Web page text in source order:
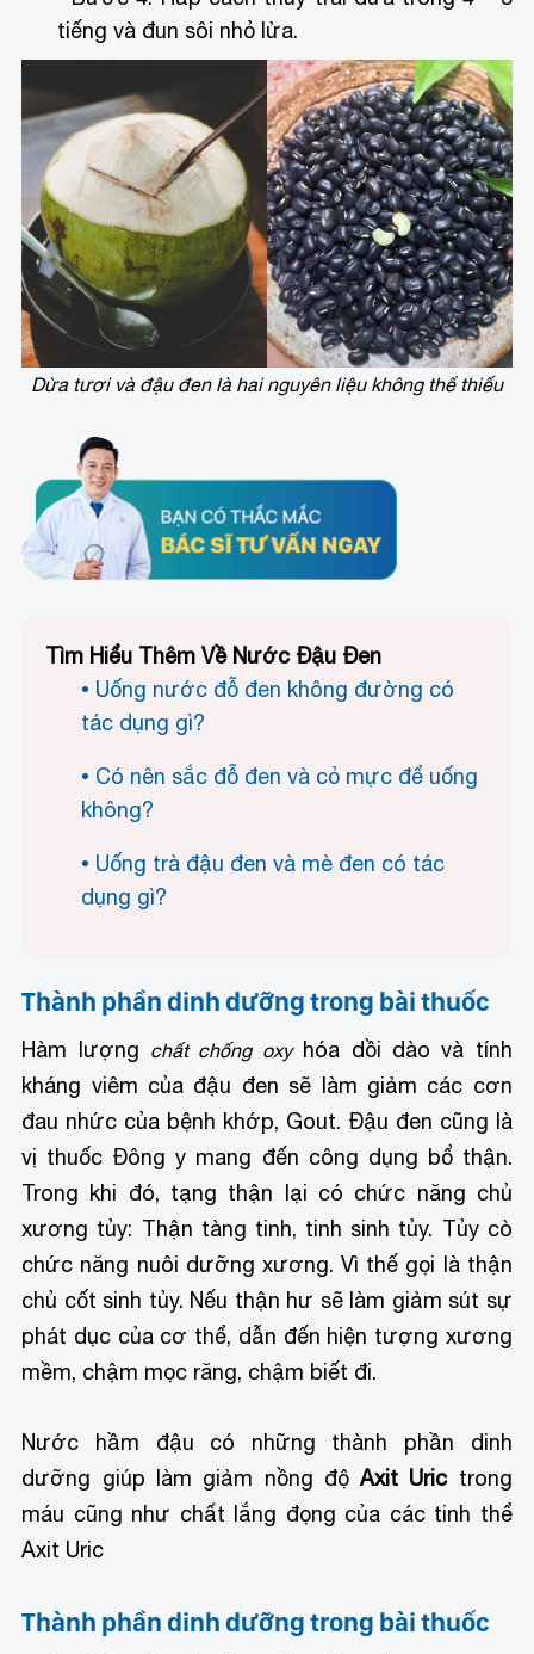
tiếng và đun sôi nhỏ lửa.
Dừa tươi và đậu đen là hai nguyên liệu không thể thiếu
Tìm Hiểu Thêm Về Nước Đậu Đen
Uống nước đỗ đen không đường có
tác dụng gì?
Có nên sắc đỗ đen và cỏ mực để uống
không?
Uống trà đậu đen và mè đen có tác
dụng gì?
Thành phần dinh dưỡng trong bài thuốc
Hàm lượng chất chống oxyhóa dồi dào và tính
kháng viêm của đậu đen sẽ làm giảm các cơn
đau nhức của bệnh khớp, Gout. Đậu đen cũng là
vị thuốc Đông y mang đến công dụng bổ thận.
Trong khi đó, tạng thận lại có chức năng chủ
xương tủy: Thận tàng tinh, tinh sinh tủy. Tủy cò
chức năng nuôi dưỡng xương. Vì thế gọi là thận
chủ cốt sinh tủy. Nếu thận hư sẽ làm giảm sút sự
phát dục của cơ thể, dẫn đến hiện tượng xương
mềm, chậm mọc răng, chậm biết đi.
Nước hầm đậu có những thành phần dinh
dưỡng giúp làm giảm nồng độAxit Urictrong
máu cũng như chất lắng đọng của các tinh thể
Axit Uric
Thành phần dinh dưỡng trong bài thuốc